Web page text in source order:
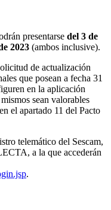
presentarse del 3 de
2023 (ambos inclusive).
de actualización
que posean a fecha 31
en la aplicación
sean valorables
el apartado 11 del Pacto
telemático del Sescam,
a la que accederán
.